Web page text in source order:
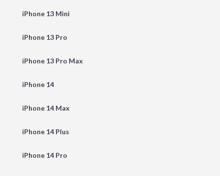
iPhone 13 Mini
iPhone 13 Pro
iPhone 13 Pro Max
iPhone 14
iPhone 14 Max
iPhone 14 Plus
iPhone 14 Pro